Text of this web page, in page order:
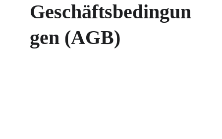
Geschäftsbedingun
gen (AGB)